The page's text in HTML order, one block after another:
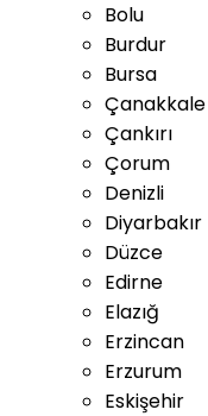
Bolu
Burdur
Bursa
Çanakkale
Çankırı
Çorum
Denizli
Diyarbakır
Düzce
Edirne
Elazığ
Erzincan
Erzurum
Eskişehir